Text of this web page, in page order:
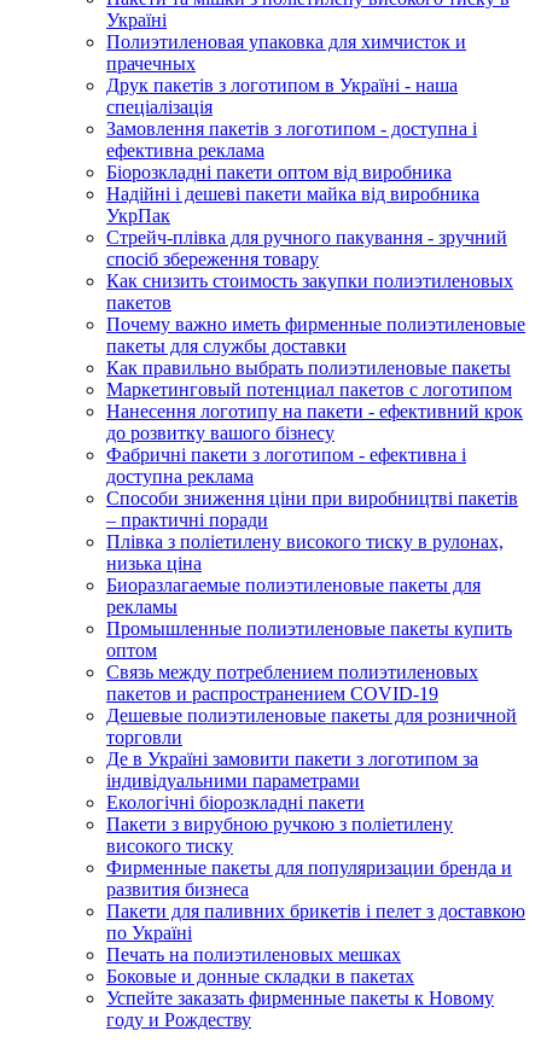
Україні
Полиэтиленовая упаковка для химчисток и
прачечных
Друк пакетів з логотипом в Україні - наша
спеціалізація
Замовлення пакетів з логотипом - доступна і
ефективна реклама
Біорозкладні пакети оптом від виробника
Надійні і дешеві пакети майка від виробника
УкрПак
Стрейч-плівка для ручного пакування - зручний
спосіб збереження товару
Как снизить стоимость закупки полиэтиленовых
пакетов
Почему важно иметь фирменные полиэтиленовые
пакеты для службы доставки
Как правильно выбрать полиэтиленовые пакеты
Маркетинговый потенциал пакетов с логотипом
Нанесення логотипу на пакети - ефективний крок
до розвитку вашого бізнесу
Фабричні пакети з логотипом - ефективна і
доступна реклама
Способи зниження ціни при виробництві пакетів
– практичні поради
Плівка з поліетилену високого тиску в рулонах,
низька ціна
Биоразлагаемые полиэтиленовые пакеты для
рекламы
Промышленные полиэтиленовые пакеты купить
оптом
Связь между потреблением полиэтиленовых
пакетов и распространением COVID-19
Дешевые полиэтиленовые пакеты для розничной
торговли
Де в Україні замовити пакети з логотипом за
індивідуальними параметрами
Екологічні біорозкладні пакети
Пакети з вирубною ручкою з поліетилену
високого тиску
Фирменные пакеты для популяризации бренда и
развития бизнеса
Пакети для паливних брикетів і пелет з доставкою
по Україні
Печать на полиэтиленовых мешках
Боковые и донные складки в пакетах
Успейте заказать фирменные пакеты к Новому
году и Рождеству